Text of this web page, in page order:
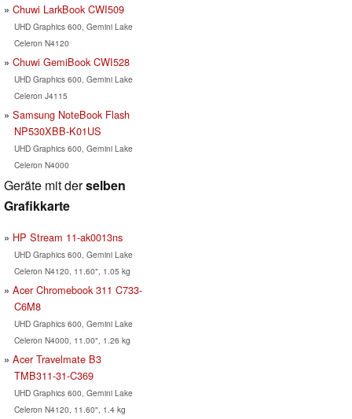
Chuwi LarkBook CWI509
UHD Graphics 600, Gemini Lake
Celeron N4120
Chuwi GemiBook CWI528
UHD Graphics 600, Gemini Lake
Celeron J4115
Samsung NoteBook Flash
NP530XBB-K01US
UHD Graphics 600, Gemini Lake
Celeron N4000
Geräte mit derselben
Grafikkarte
HP Stream 11-ak0013ns
UHD Graphics 600, Gemini Lake
Celeron N4120, 11.60", 1.05 kg
Acer Chromebook 311 C733-
C6M8
UHD Graphics 600, Gemini Lake
Celeron N4000, 11.00", 1.26 kg
Acer Travelmate B3
TMB311-31-C369
UHD Graphics 600, Gemini Lake
Celeron N4120, 11.60", 1.4 kg